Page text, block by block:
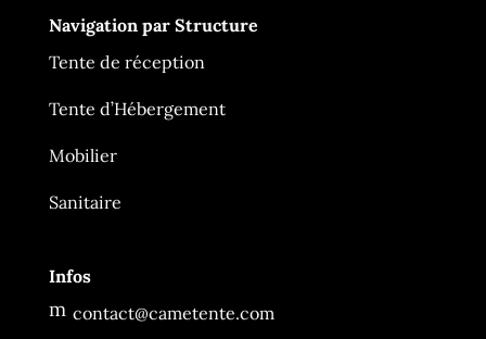
Navigation par Structure
Tente de réception
Tente d’Hébergement
Mobilier
Sanitaire
Infos
m contact@cametente.com